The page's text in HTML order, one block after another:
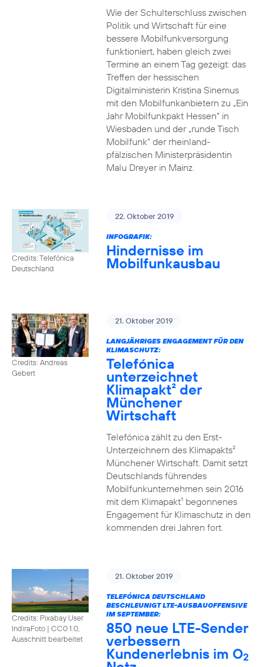
Wie der Schulterschluss zwischen
Politik und Wirtschaft für eine
bessere Mobilfunkversorgung
funktioniert, haben gleich zwei
Termine an einem Tag gezeigt: das
Treffen der hessischen
Digitalministerin Kristina Sinemus
mit den Mobilfunkanbietern zu „Ein
Jahr Mobilfunkpakt Hessen“ in
Wiesbaden und der „runde Tisch
Mobilfunk“ der rheinland-
pfälzischen Ministerpräsidentin
Malu Dreyer in Mainz.
Credits: Telefónica
Deutschland
22. Oktober 2019
INFOGRAFIK:
Hindernisse im
Mobilfunkausbau
Credits: Andreas
Gebert
21. Oktober 2019
LANGJÄHRIGES ENGAGEMENT FÜR DEN
KLIMASCHUTZ:
Telefónica
unterzeichnet
Klimapakt² der
Münchener
Wirtschaft
Telefónica zählt zu den Erst-
Unterzeichnern des Klimapakts²
Münchener Wirtschaft. Damit setzt
Deutschlands führendes
Mobilfunkunternehmen sein 2016
mit dem Klimapakt¹ begonnenes
Engagement für Klimaschutz in den
kommenden drei Jahren fort.
Credits: Pixabay User
IndiraFoto | CC0 1.0,
Ausschnitt bearbeitet
21. Oktober 2019
TELEFÓNICA DEUTSCHLAND
BESCHLEUNIGT LTE-AUSBAUOFFENSIVE
IM SEPTEMBER:
850 neue LTE-Sender
verbessern
Kundenerlebnis im O2